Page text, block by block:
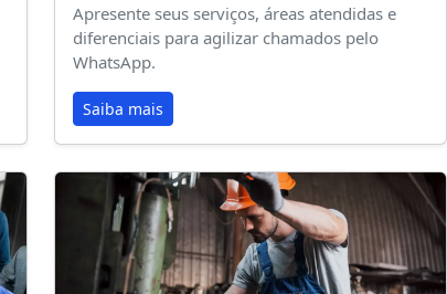
Apresente seus serviços, áreas atendidas e
diferenciais para agilizar chamados pelo
WhatsApp.
Saiba mais